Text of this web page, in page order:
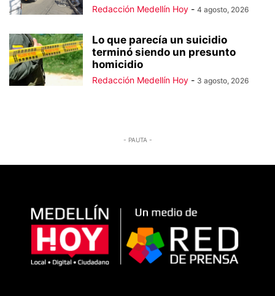
Redacción Medellín Hoy - 4 agosto, 2026
Lo que parecía un suicidio
terminó siendo un presunto
homicidio
Redacción Medellín Hoy - 3 agosto, 2026
- PAUTA -